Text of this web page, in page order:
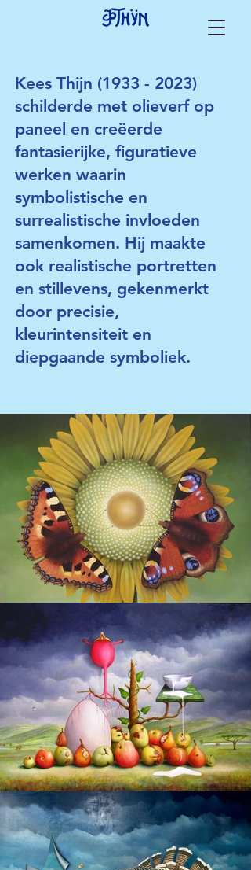
Kees Thijn (1933 - 2023)
schilderde met olieverf op
paneel en creëerde
fantasierijke, figuratieve
werken waarin
symbolistische en
surrealistische invloeden
samenkomen. Hij maakte
ook realistische portretten
en stillevens, gekenmerkt
door precisie,
kleurintensiteit en
diepgaande symboliek.